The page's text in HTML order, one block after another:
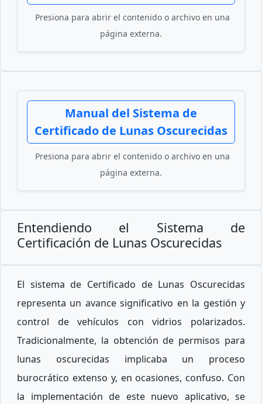
Presiona para abrir el contenido o archivo en una
página externa.
Manual del Sistema de
Certificado de Lunas Oscurecidas
Presiona para abrir el contenido o archivo en una
página externa.
Entendiendo el Sistema de
Certificación de Lunas Oscurecidas
El sistema de Certificado de Lunas Oscurecidas
representa un avance significativo en la gestión y
control de vehículos con vidrios polarizados.
Tradicionalmente, la obtención de permisos para
lunas oscurecidas implicaba un proceso
burocrático extenso y, en ocasiones, confuso. Con
la implementación de este nuevo aplicativo, se